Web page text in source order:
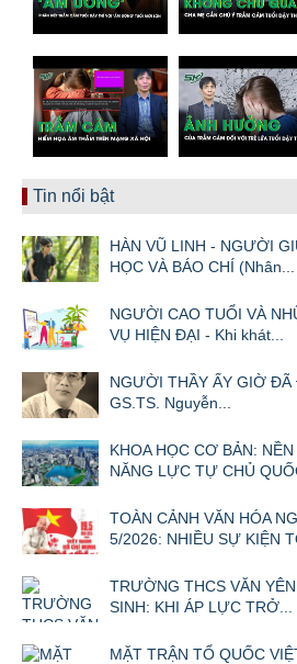
Tin nổi bật
HÀN VŨ LINH - NGƯỜI
HỌC VÀ BÁO CHÍ (Nhân...
NGƯỜI CAO TUỔI VÀ
VỤ HIỆN ĐẠI - Khi khát...
NGƯỜI THẦY ẤY GIỜ
GS.TS. Nguyễn...
KHOA HỌC CƠ BẢN:
NĂNG LỰC TỰ CHỦ
TOÀN CẢNH VĂN HÓA
5/2026: NHIỀU SỰ KIỆN
TRƯỜNG THCS VĂN
SINH: KHI ÁP LỰC TRỞ...
MẶT TRẬN TỔ QUỐC